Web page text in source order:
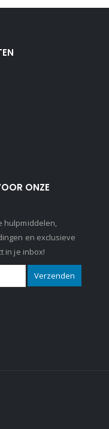
ONZE
hulpmiddelen,
en exclusieve
in je inbox!